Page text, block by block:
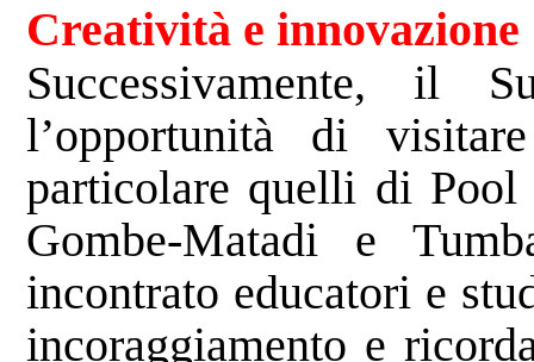
Creatività e innovazione
Successivamente, il
l’opportunità di
particolare quelli di Pool
Gombe-Matadi e
incontrato educatori e
incoraggiamento e